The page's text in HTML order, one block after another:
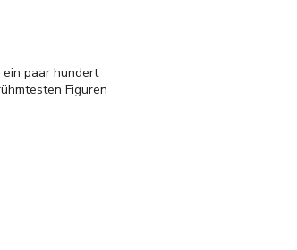
paar hundert
Figuren